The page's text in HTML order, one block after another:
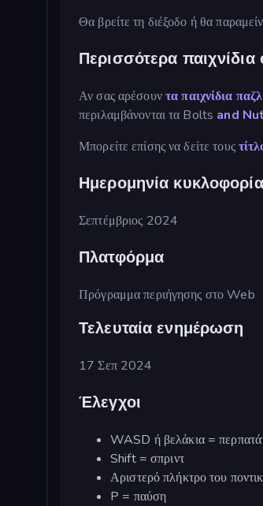
Θα βρείτε τη διέξοδο ή θα
Περισσότερα
Αν σας αρέσουντα παιχνίδια
περιλαμβάνονται τα Bolts and
Μπορείτε επίσης να δείτε τους
Ημερομηνία
Σεπτέμβριος 2024
Πλατφόρμα
Πρόγραμμα περιήγησης στο Web
Τελευταία ενημέρωση
17 Σεπ 2024
Έλεγχοι
WASD ή βελάκια =
Shift = σπριντ
Αριστερό πλήκτρο του
P = παύση